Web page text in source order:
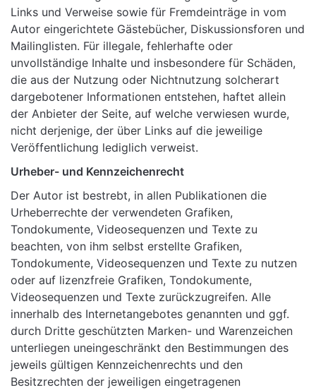
Links und Verweise sowie für Fremdeinträge in vom
Autor eingerichtete Gästebücher, Diskussionsforen und
Mailinglisten. Für illegale, fehlerhafte oder
unvollständige Inhalte und insbesondere für Schäden,
die aus der Nutzung oder Nichtnutzung solcherart
dargebotener Informationen entstehen, haftet allein
der Anbieter der Seite, auf welche verwiesen wurde,
nicht derjenige, der über Links auf die jeweilige
Veröffentlichung lediglich verweist.
Urheber- und Kennzeichenrecht
Der Autor ist bestrebt, in allen Publikationen die
Urheberrechte der verwendeten Grafiken,
Tondokumente, Videosequenzen und Texte zu
beachten, von ihm selbst erstellte Grafiken,
Tondokumente, Videosequenzen und Texte zu nutzen
oder auf lizenzfreie Grafiken, Tondokumente,
Videosequenzen und Texte zurückzugreifen. Alle
innerhalb des Internetangebotes genannten und ggf.
durch Dritte geschützten Marken- und Warenzeichen
unterliegen uneingeschränkt den Bestimmungen des
jeweils gültigen Kennzeichenrechts und den
Besitzrechten der jeweiligen eingetragenen